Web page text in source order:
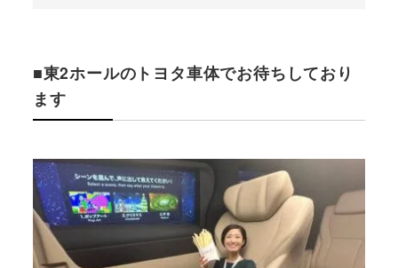
■東2ホールのトヨタ車体でお待ちしており
ます